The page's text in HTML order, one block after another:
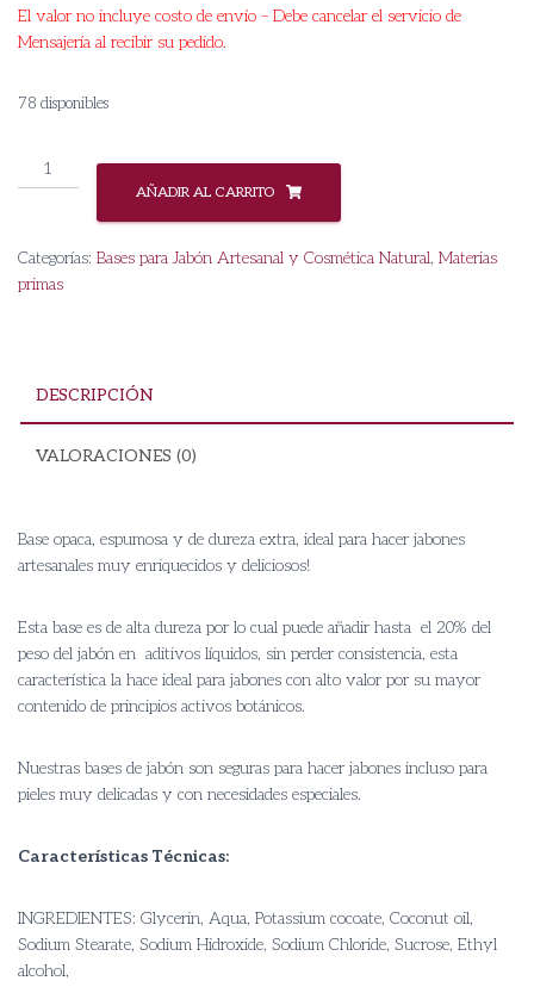
El valor no incluye costo de envío – Debe cancelar el servicio de
Mensajería al recibir su pedido.
78 disponibles
Base
de
Blanca
cantidad
AÑADIR AL CARRITO
Categorías: Bases para Jabón Artesanal y Cosmética Natural, Materias
primas
DESCRIPCIÓN
VALORACIONES (0)
Base opaca, espumosa y de dureza extra, ideal para hacer jabones
artesanales muy enriquecidos y deliciosos!
Esta base es de alta dureza por lo cual puede añadir hasta el 20% del
peso del jabón en aditivos líquidos, sin perder consistencia, esta
característica la hace ideal para jabones con alto valor por su mayor
contenido de principios activos botánicos.
Nuestras bases de jabón son seguras para hacer jabones incluso para
pieles muy delicadas y con necesidades especiales.
Características Técnicas:
INGREDIENTES: Glycerin, Aqua, Potassium cocoate, Coconut oil,
Sodium Stearate, Sodium Hidroxide, Sodium Chloride, Sucrose, Ethyl
alcohol,